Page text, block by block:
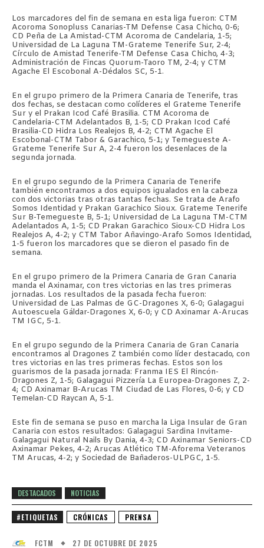
Los marcadores del fin de semana en esta liga fueron: CTM
Acoroma Sonopluss Canarias-TM Defense Casa Chicho, 0-6;
CD Peña de La Amistad-CTM Acoroma de Candelaria, 1-5;
Universidad de La Laguna TM-Grateme Tenerife Sur, 2-4;
Círculo de Amistad Tenerife-TM Defense Casa Chicho, 4-3;
Administración de Fincas Quorum-Taoro TM, 2-4; y CTM
Agache El Escobonal A-Dédalos SC, 5-1.
En el grupo primero de la Primera Canaria de Tenerife, tras
dos fechas, se destacan como colíderes el Grateme Tenerife
Sur y el Prakan Icod Café Brasilia. CTM Acoroma de
Candelaria-CTM Adelantados B, 1-5; CD Prakan Icod Café
Brasilia-CD Hidra Los Realejos B, 4-2; CTM Agache El
Escobonal-CTM Tabor & Garachico, 5-1; y Temegueste A-
Grateme Tenerife Sur A, 2-4 fueron los desenlaces de la
segunda jornada.
En el grupo segundo de la Primera Canaria de Tenerife
también encontramos a dos equipos igualados en la cabeza
con dos victorias tras otras tantas fechas. Se trata de Arafo
Somos Identidad y Prakan Garachico Sioux. Grateme Tenerife
Sur B-Temegueste B, 5-1; Universidad de La Laguna TM-CTM
Adelantados A, 1-5; CD Prakan Garachico Sioux-CD Hidra Los
Realejos A, 4-2; y CTM Tabor Añavingo-Arafo Somos Identidad,
1-5 fueron los marcadores que se dieron el pasado fin de
semana.
En el grupo primero de la Primera Canaria de Gran Canaria
manda el Axinamar, con tres victorias en las tres primeras
jornadas. Los resultados de la pasada fecha fueron:
Universidad de Las Palmas de GC-Dragones X, 6-0; Galagagui
Autoescuela Gáldar-Dragones X, 6-0; y CD Axinamar A-Arucas
TM IGC, 5-1.
En el grupo segundo de la Primera Canaria de Gran Canaria
encontramos al Dragones Z también como líder destacado, con
tres victorias en las tres primeras fechas. Estos son los
guarismos de la pasada jornada: Franma IES El Rincón-
Dragones Z, 1-5; Galagagui Pizzería La Europea-Dragones Z, 2-
4; CD Axinamar B-Arucas TM Ciudad de Las Flores, 0-6; y CD
Temelan-CD Raycan A, 5-1.
Este fin de semana se puso en marcha la Liga Insular de Gran
Canaria con estos resultados: Galagagui Sardina Invitame-
Galagagui Natural Nails By Dania, 4-3; CD Axinamar Seniors-CD
Axinamar Pekes, 4-2; Arucas Atlético TM-Aforema Veteranos
TM Arucas, 4-2; y Sociedad de Bañaderos-ULPGC, 1-5.
DESTACADOS NOTICIAS
#ETIQUETAS CRÓNICAS PRENSA
FCTM 27 DE OCTUBRE DE 2025